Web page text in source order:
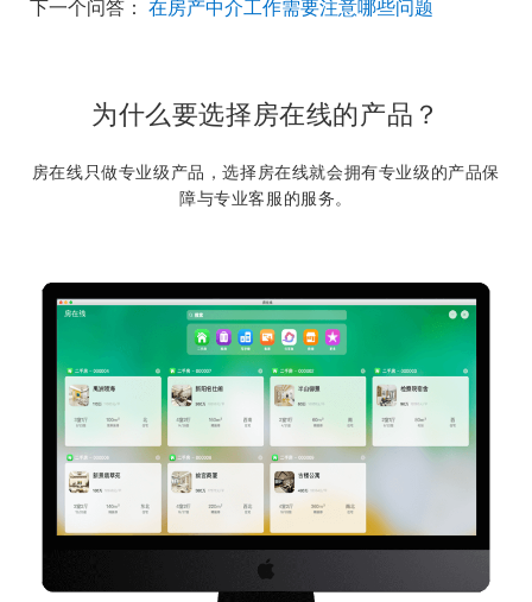
下一个问答： 在房产中介工作需要注意哪些问题
为什么要选择房在线的产品？
房在线只做专业级产品，选择房在线就会拥有专业级的产品保
障与专业客服的服务。